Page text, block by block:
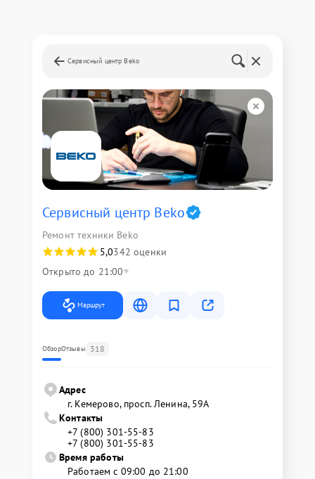
Сервисный центр Beko
Сервисный центр Beko
Ремонт техники Beko
5,0342 оценки
Открыто до 21:00
Маршрут
ОбзорОтзывы 318
Адрес
г. Кемерово, просп. Ленина, 59А
Контакты
+7 (800) 301-55-83
+7 (800) 301-55-83
Время работы
Работаем с 09:00 до 21:00